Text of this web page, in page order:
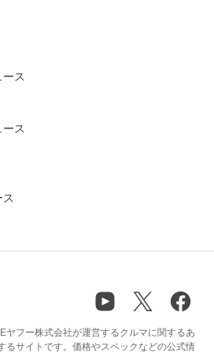
ス
ス
ヤフー株式会社が運営するクルマに関するあ
るサイトです。価格やスペックなどの公式情